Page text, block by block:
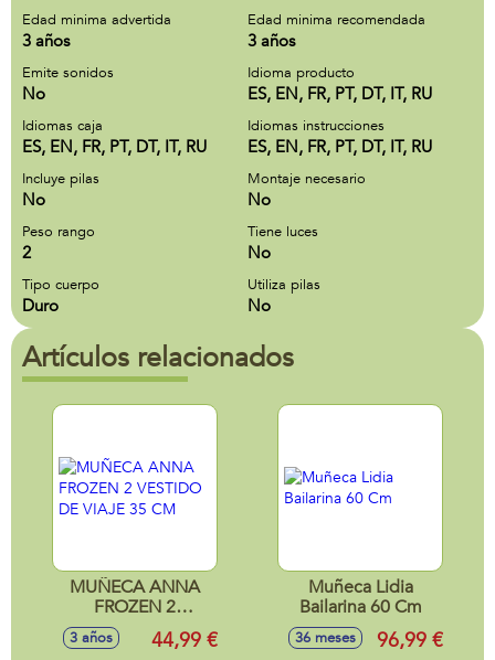
Edad minima advertida
3 años
Edad minima recomendada
3 años
Emite sonidos
No
Idioma producto
ES, EN, FR, PT, DT, IT, RU
Idiomas caja
ES, EN, FR, PT, DT, IT, RU
Idiomas instrucciones
ES, EN, FR, PT, DT, IT, RU
Incluye pilas
No
Montaje necesario
No
Peso rango
2
Tiene luces
No
Tipo cuerpo
Duro
Utiliza pilas
No
Artículos relacionados
MUÑECA ANNA
FROZEN 2
VESTIDO DE VIAJE
35 CM
3 años 44,99 €
Muñeca Lidia
Bailarina 60 Cm
36 meses 96,99 €